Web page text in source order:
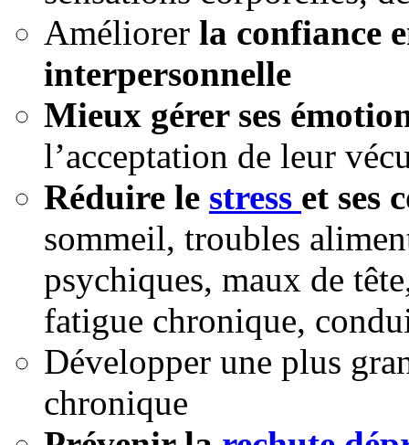
Améliorer la confiance
interpersonnelle
Mieux gérer ses
l’acceptation de leur
Réduire le stress et ses
sommeil, troubles
psychiques, maux de
fatigue chronique,
Développer une plus
chronique